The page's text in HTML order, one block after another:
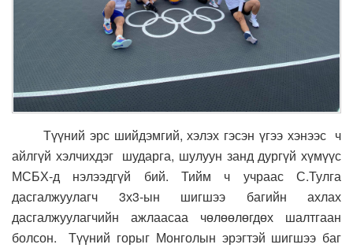
Түүний эрс шийдэмгий, хэлэх гэсэн үгээ хэнээс ч
айлгүй хэлчихдэг шударга, шулуун занд дургүй хүмүүс
МСБХ-д нэлээдгүй бий. Тийм ч учраас С.Тулга
дасгалжуулагч 3х3-ын шигшээ багийн ахлах
дасгалжуулагчийн ажлаасаа чөлөөлөгдөх шалтгаан
болсон. Түүний горыг Монголын эрэгтэй шигшээ баг